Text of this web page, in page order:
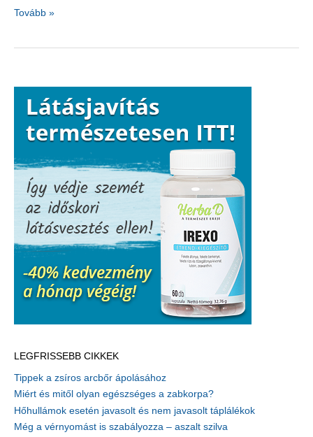
Az
gyógyító
szimbóluma
Tovább »
LEGFRISSEBB CIKKEK
Tippek a zsíros arcbőr ápolásához
Miért és mitől olyan egészséges a zabkorpa?
Hőhullámok esetén javasolt és nem javasolt táplálékok
Még a vérnyomást is szabályozza – aszalt szilva